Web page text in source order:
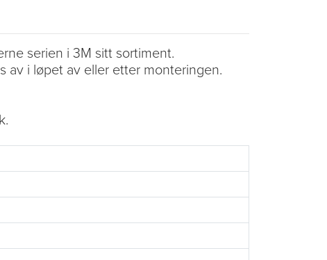
serien i 3M sitt sortiment.
av i løpet av eller etter monteringen.